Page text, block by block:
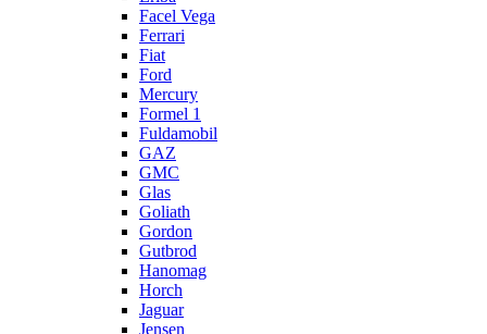
Facel Vega
Ferrari
Fiat
Ford
Mercury
Formel 1
Fuldamobil
GAZ
GMC
Glas
Goliath
Gordon
Gutbrod
Hanomag
Horch
Jaguar
Jensen